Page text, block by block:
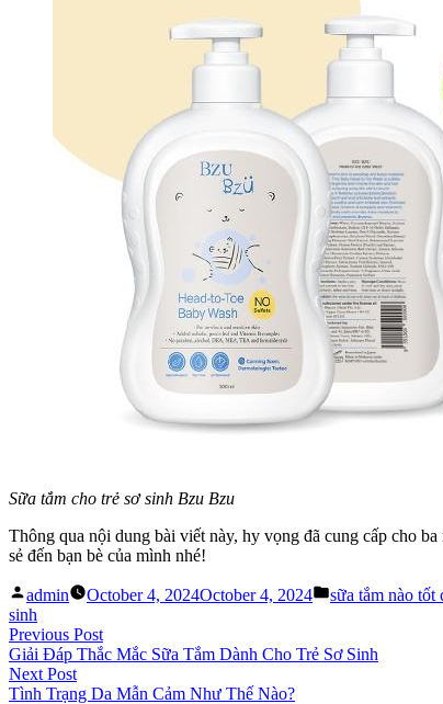
Sữa tắm cho trẻ sơ sinh Bzu Bzu
Thông qua nội dung bài viết này, hy vọng đã cung cấp cho
sẻ đến bạn bè của mình nhé!
Posted
by
admin October 4, 2024October 4, 2024
Posted
sữa tắm nào tốt
sinh
Post
navigation
Previous PostPrevious
post:
Giải Đáp Thắc Mắc Sữa Tắm Dành Cho Trẻ Sơ Sinh
Next PostNext
post:
Tình Trạng Da Mẫn Cảm Như Thế Nào?